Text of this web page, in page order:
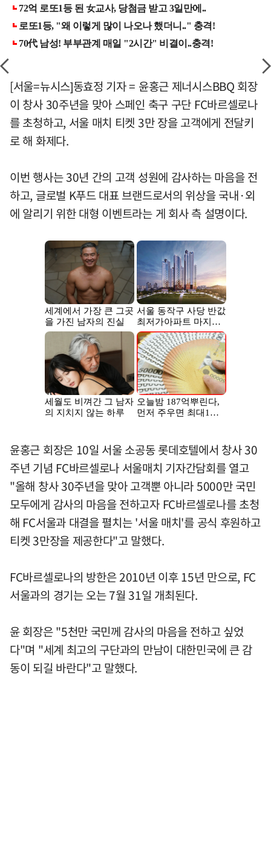
[서울=뉴시스]동효정 기자 = 윤홍근 제너시스BBQ 회장
이 창사 30주년을 맞아 스페인 축구 구단 FC바르셀로나
를 초청하고, 서울 매치 티켓 3만 장을 고객에게 전달키
로 해 화제다.
이번 행사는 30년 간의 고객 성원에 감사하는 마음을 전
하고, 글로벌 K푸드 대표 브랜드로서의 위상을 국내·외
에 알리기 위한 대형 이벤트라는 게 회사 측 설명이다.
윤홍근 회장은 10일 서울 소공동 롯데호텔에서 창사 30
주년 기념 FC바르셀로나 서울매치 기자간담회를 열고
"올해 창사 30주년을 맞아 고객뿐 아니라 5000만 국민
모두에게 감사의 마음을 전하고자 FC바르셀로나를 초청
해 FC서울과 대결을 펼치는 '서울 매치'를 공식 후원하고
티켓 3만장을 제공한다"고 말했다.
FC바르셀로나의 방한은 2010년 이후 15년 만으로, FC
서울과의 경기는 오는 7월 31일 개최된다.
윤 회장은 "5천만 국민께 감사의 마음을 전하고 싶었
다"며 "세계 최고의 구단과의 만남이 대한민국에 큰 감
동이 되길 바란다"고 말했다.